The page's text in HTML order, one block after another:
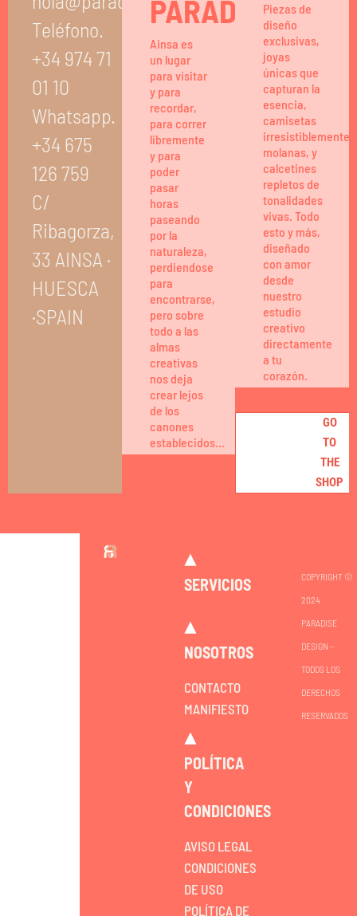
Teléfono.
+34 974 71
01 10
Whatsapp.
+34 675
126 759
C/
Ribagorza,
33 AINSA ·
HUESCA
·SPAIN
PARADISE
Ainsa es
un lugar
para visitar
y para
recordar,
para correr
libremente
y para
poder
pasar
horas
paseando
por la
naturaleza,
perdiendose
para
encontrarse,
pero sobre
todo a las
almas
creativas
nos deja
crear lejos
de los
canones
establecidos...
Piezas de
diseño
exclusivas,
joyas
únicas que
capturan la
esencia,
camisetas
irresistiblemente
molanas, y
calcetines
repletos de
tonalidades
vivas. Todo
esto y más,
diseñado
con amor
desde
nuestro
estudio
creativo
directamente
a tu
corazón.
GO
TO
THE
SHOP
SERVICIOS
NOSOTROS
CONTACTO
MANIFIESTO
POLÍTICA
Y
CONDICIONES
AVISO LEGAL
CONDICIONES
DE USO
POLÍTICA DE
COPYRIGHT ©
2024
PARADISE
DESIGN –
TODOS LOS
DERECHOS
RESERVADOS